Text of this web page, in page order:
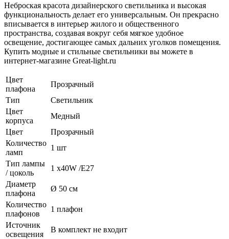
Неброская красота дизайнерского светильника и высокая
функциональность делает его универсальным. Он прекрасно
вписывается в интерьер жилого и общественного
пространства, создавая вокруг себя мягкое удобное
освещение, достигающее самых дальних уголков помещения.
Купить модные и стильные светильники вы можете в
интернет-магазине Great-light.ru
Цвет
плафона
Прозрачный
Тип
Светильник
Цвет
корпуса
Медный
Цвет
Прозрачный
Количество
ламп
1 шт
Тип лампы
/ цоколь
1 х40W /E27
Диаметр
плафона
Ø 50 см
Количество
плафонов
1 плафон
Источник
освещения
В комплект не входит